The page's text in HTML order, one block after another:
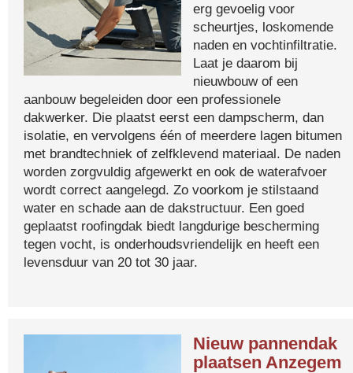
erg gevoelig voor
scheurtjes, loskomende
naden en vochtinfiltratie.
Laat je daarom bij
nieuwbouw of een
aanbouw begeleiden door een professionele
dakwerker. Die plaatst eerst een dampscherm, dan
isolatie, en vervolgens één of meerdere lagen bitumen
met brandtechniek of zelfklevend materiaal. De naden
worden zorgvuldig afgewerkt en ook de waterafvoer
wordt correct aangelegd. Zo voorkom je stilstaand
water en schade aan de dakstructuur. Een goed
geplaatst roofingdak biedt langdurige bescherming
tegen vocht, is onderhoudsvriendelijk en heeft een
levensduur van 20 tot 30 jaar.
Nieuw pannendak
plaatsen Anzegem